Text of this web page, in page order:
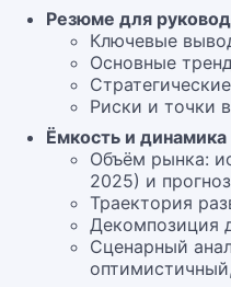
Резюме для
Ключевые
Основные
Риски и точки
Ёмкость и
Объём рынка:
2025) и
Траектория
Декомпозиция
Сценарный